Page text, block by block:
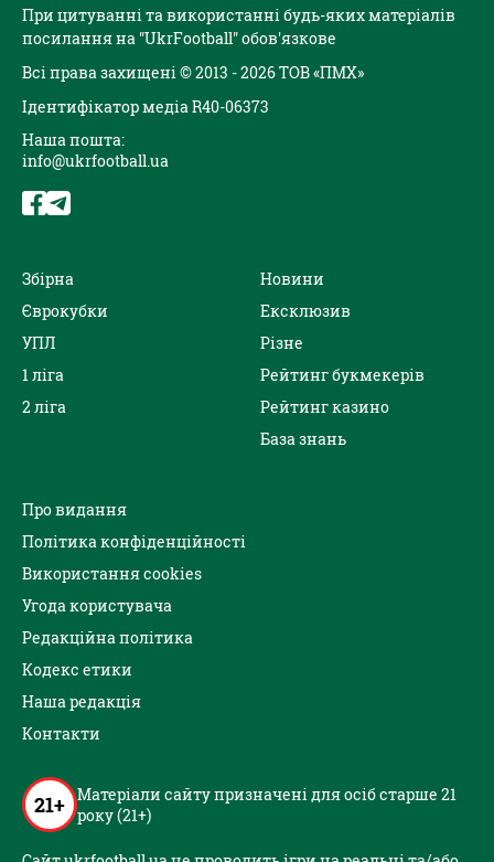
При цитуванні та використанні будь-яких матеріалів
посилання на "UkrFootball" обов'язкове
Всі права захищені © 2013 - 2026 ТОВ «ПМХ»
Ідентифікатор медіа R40-06373
Наша пошта:
info@ukrfootball.ua
Збірна
Єврокубки
УПЛ
1 ліга
2 ліга
Новини
Ексклюзив
Різне
Рейтинг букмекерів
Рейтинг казино
База знань
Про видання
Політика конфіденційності
Використання cookies
Угода користувача
Редакційна політика
Кодекс етики
Наша редакція
Контакти
21+ Матеріали сайту призначені для осіб старше 21
року (21+)